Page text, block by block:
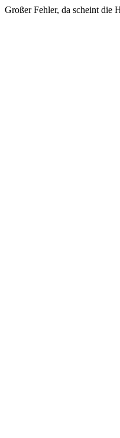
Großer Fehler, da scheint die